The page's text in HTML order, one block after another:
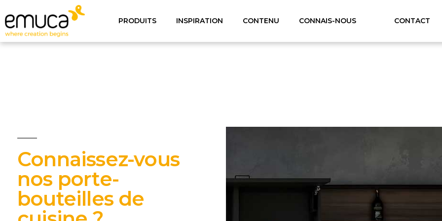
PRODUITS INSPIRATION CONTENU CONNAIS-NOUS CONTACT
Connaissez-vous
nos porte-
bouteilles de